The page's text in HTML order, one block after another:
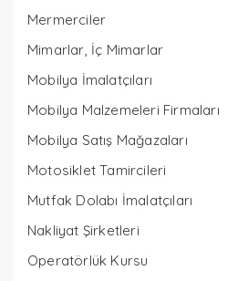
Mermerciler
Mimarlar, İç Mimarlar
Mobilya İmalatçıları
Mobilya Malzemeleri Firmaları
Mobilya Satış Mağazaları
Motosiklet Tamircileri
Mutfak Dolabı İmalatçıları
Nakliyat Şirketleri
Operatörlük Kursu